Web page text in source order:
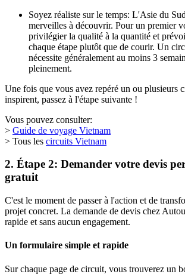
Soyez réaliste sur le temps: L'Asie du
merveilles à découvrir. Pour un premier
privilégier la qualité à la quantité et
chaque étape plutôt que de courir. Un
nécessite généralement au moins 3
pleinement.
Une fois que vous avez repéré un ou plusieurs
inspirent, passez à l'étape suivante !
Vous pouvez consulter:
> Guide de voyage Vietnam
> Tous les circuits Vietnam
2. Étape 2: Demander votre devis
gratuit
C'est le moment de passer à l'action et de
projet concret. La demande de devis chez
rapide et sans aucun engagement.
Un formulaire simple et rapide
Sur chaque page de circuit, vous trouverez un